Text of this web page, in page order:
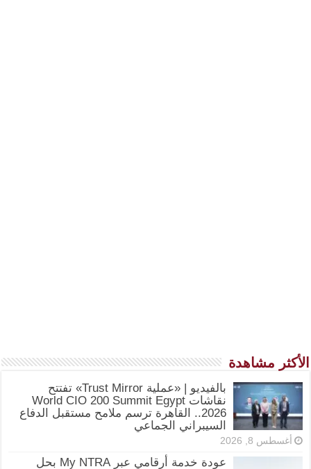
الأكثر مشاهدة
بالفيديو | «عملية Trust Mirror» تفتتح
نقاشات World CIO 200 Summit Egypt
2026.. القاهرة ترسم ملامح مستقبل الدفاع
السيبراني الجماعي
أغسطس 8, 2026
عودة خدمة أرقامي عبر My NTRA بحل